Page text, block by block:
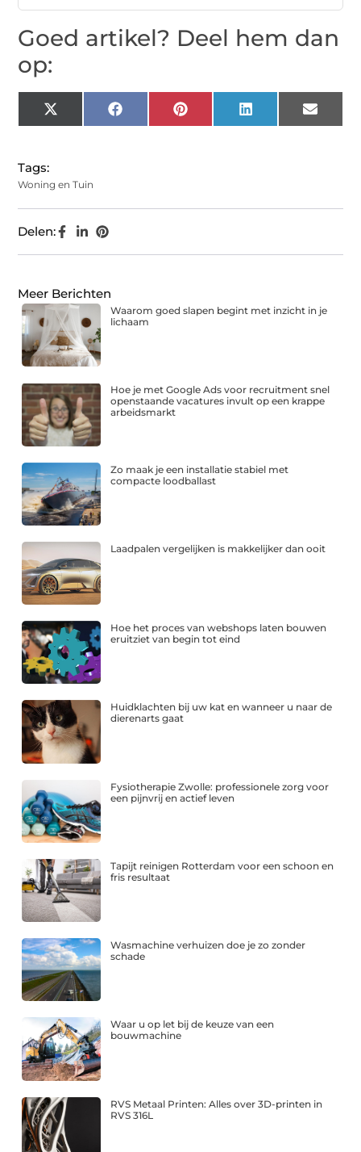
Goed artikel? Deel hem dan
op:
X
(Twitter)
Facebook Pinterest LinkedIn Email
Tags:
Woning en Tuin
Delen:
Meer Berichten
Waarom goed slapen begint met inzicht in je
lichaam
Hoe je met Google Ads voor recruitment snel
openstaande vacatures invult op een krappe
arbeidsmarkt
Zo maak je een installatie stabiel met
compacte loodballast
Laadpalen vergelijken is makkelijker dan ooit
Hoe het proces van webshops laten bouwen
eruitziet van begin tot eind
Huidklachten bij uw kat en wanneer u naar de
dierenarts gaat
Fysiotherapie Zwolle: professionele zorg voor
een pijnvrij en actief leven
Tapijt reinigen Rotterdam voor een schoon en
fris resultaat
Wasmachine verhuizen doe je zo zonder
schade
Waar u op let bij de keuze van een
bouwmachine
RVS Metaal Printen: Alles over 3D-printen in
RVS 316L